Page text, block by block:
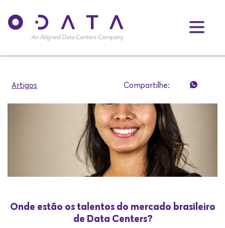
Artigos Compartilhe:
Onde estão os talentos do mercado brasileiro
de Data Centers?